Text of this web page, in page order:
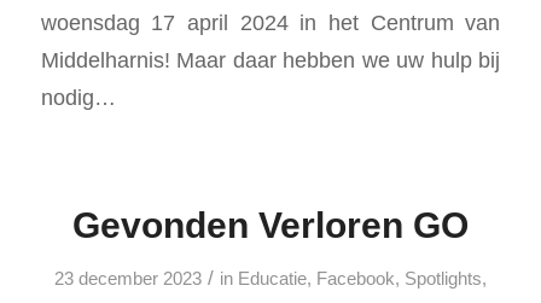
woensdag 17 april 2024 in het Centrum van
Middelharnis! Maar daar hebben we uw hulp bij
nodig…
Gevonden Verloren GO
23 december 2023 / in Educatie, Facebook, Spotlights,